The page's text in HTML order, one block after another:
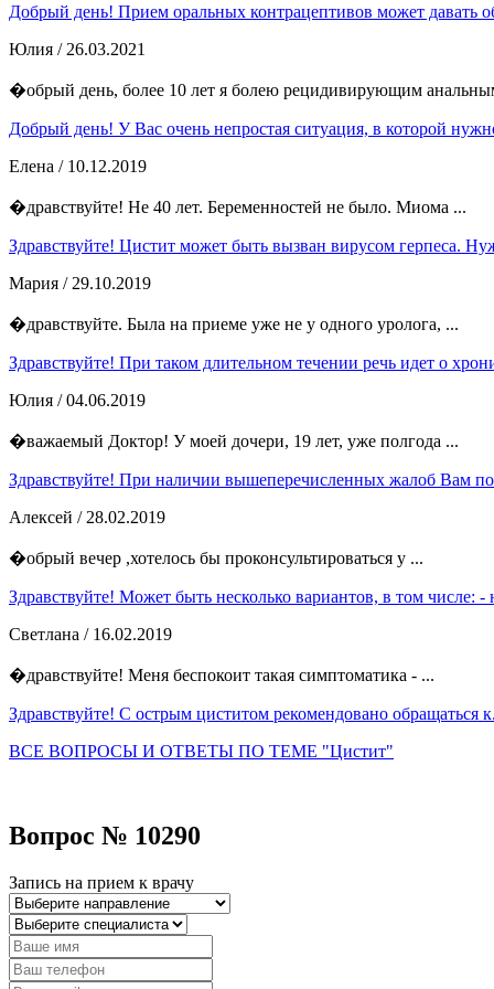
Добрый день! Прием оральных контрацептивов может давать
Юлия / 26.03.2021
�обрый день, более 10 лет я болею рецидивирующим
Добрый день! У Вас очень непростая ситуация, в которой
Елена / 10.12.2019
�дравствуйте! Не 40 лет. Беременностей не было. Миома ...
Здравствуйте! Цистит может быть вызван вирусом герпеса.
Мария / 29.10.2019
�дравствуйте. Была на приеме уже не у одного уролога, ...
Здравствуйте! При таком длительном течении речь идет о
Юлия / 04.06.2019
�важаемый Доктор! У моей дочери, 19 лет, уже полгода ...
Здравствуйте! При наличии вышеперечисленных жалоб Вам
Алексей / 28.02.2019
�обрый вечер ,хотелось бы проконсультироваться у ...
Здравствуйте! Может быть несколько вариантов, в том числе: -
Светлана / 16.02.2019
�дравствуйте! Меня беспокоит такая симптоматика - ...
Здравствуйте! С острым циститом рекомендовано обращаться
ВСЕ ВОПРОСЫ И ОТВЕТЫ ПО ТЕМЕ "Цистит"
Вопрос № 10290
Запись на прием к врачу